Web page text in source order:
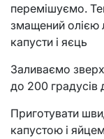
перемішуємо.
змащений олією
капусти і яєць
Заливаємо
до 200 градусів
Приготувати
капустою і